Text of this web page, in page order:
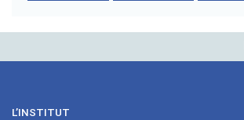
L’INSTITUT